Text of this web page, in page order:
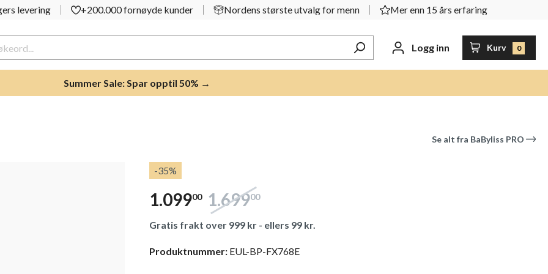
levering +200.000 fornøyde kunder Nordens største utvalg for menn Mer enn 15 års erfaring
Logg inn Kurv 0
Summer Sale: Spar opptil 50% →
Se alt fra BaByliss PRO
-35%
1.09900 1.69900
Gratis frakt over 999 kr - ellers 99 kr.
Produktnummer: EUL-BP-FX768E